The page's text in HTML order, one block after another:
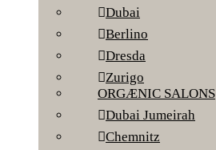
Dubai
Berlino
Dresda
Zurigo
ORGÆNIC SALONS
Dubai Jumeirah
Chemnitz